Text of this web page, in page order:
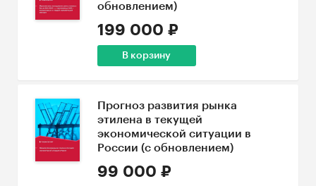
обновлением)
199 000 ₽
В корзину
Прогноз развития рынка
этилена в текущей
экономической ситуации в
России (с обновлением)
99 000 ₽